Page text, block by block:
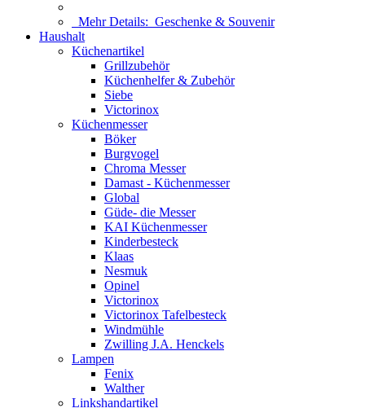
Mehr Details: Geschenke & Souvenir
Haushalt
Küchenartikel
Grillzubehör
Küchenhelfer & Zubehör
Siebe
Victorinox
Küchenmesser
Böker
Burgvogel
Chroma Messer
Damast - Küchenmesser
Global
Güde- die Messer
KAI Küchenmesser
Kinderbesteck
Klaas
Nesmuk
Opinel
Victorinox
Victorinox Tafelbesteck
Windmühle
Zwilling J.A. Henckels
Lampen
Fenix
Walther
Linkshandartikel